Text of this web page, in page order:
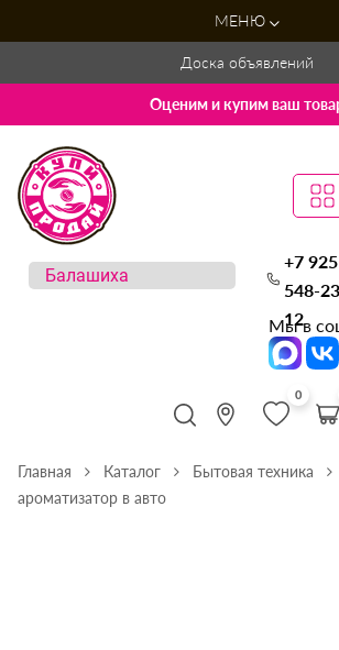
МЕНЮ
Доска объявлений
Оценим и купим ваш
+7 925
548-
12
Мы в
0
Главная Каталог
Бытовая техника
ароматизатор в авто